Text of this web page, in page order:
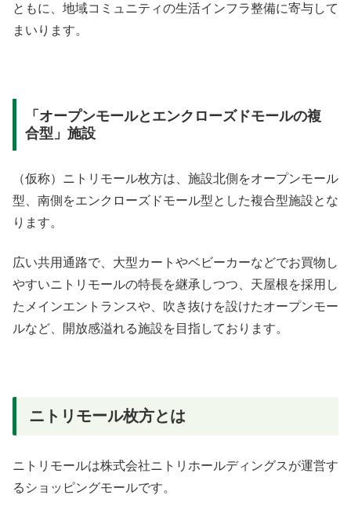
ともに、地域コミュニティの生活インフラ整備に寄与して
まいります。
「オープンモールとエンクローズドモールの複
合型」施設
（仮称）ニトリモール枚方は、施設北側をオープンモール
型、南側をエンクローズドモール型とした複合型施設とな
ります。
広い共用通路で、大型カートやベビーカーなどでお買物し
やすいニトリモールの特長を継承しつつ、天屋根を採用し
たメインエントランスや、吹き抜けを設けたオープンモー
ルなど、開放感溢れる施設を目指しております。
ニトリモール枚方とは
ニトリモールは株式会社ニトリホールディングスが運営す
るショッピングモールです。